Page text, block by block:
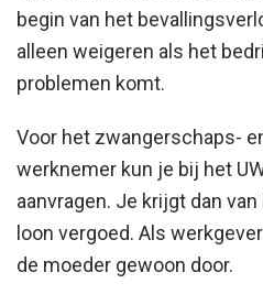
begin van het
alleen weigeren als het
problemen komt.
Voor het zwangerschaps-
werknemer kun je bij het
aanvragen. Je krijgt dan
loon vergoed. Als
de moeder gewoon door.